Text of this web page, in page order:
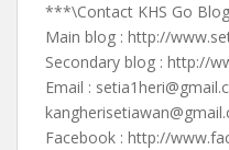
***\Contact KHS Go
Main blog : http://
Secondary blog : http://
Email :
Facebook : http://